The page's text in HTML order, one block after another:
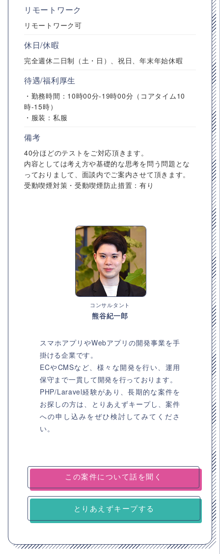
リモートワーク
リモートワーク可
休日/休暇
完全週休二日制（土・日）、祝日、年末年始休暇
待遇/福利厚生
・勤務時間：10時00分-19時00分（コアタイム10
時-15時）
・服装：私服
備考
40分ほどのテストをご対応頂きます。
内容としては考え方や基礎的な思考を問う問題とな
っておりまして、面談内でご案内させて頂きます。
受動喫煙対策・受動喫煙防止措置：有り
コンサルタント
熊谷紀一郎
スマホアプリやWebアプリの開発事業を手
掛ける企業です。
ECやCMSなど、様々な開発を行い、運用
保守まで一貫して開発を行っております。
PHP/Laravel経験があり、長期的な案件を
お探しの方は、とりあえずキープし、案件
への申し込みをぜひ検討してみてくださ
い。
とりあえずキープする